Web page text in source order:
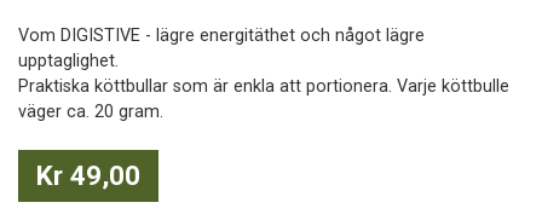
Vom DIGISTIVE - lägre energitäthet och något lägre
upptaglighet.
Praktiska köttbullar som är enkla att portionera. Varje köttbulle
väger ca. 20 gram.
Kr 49,00